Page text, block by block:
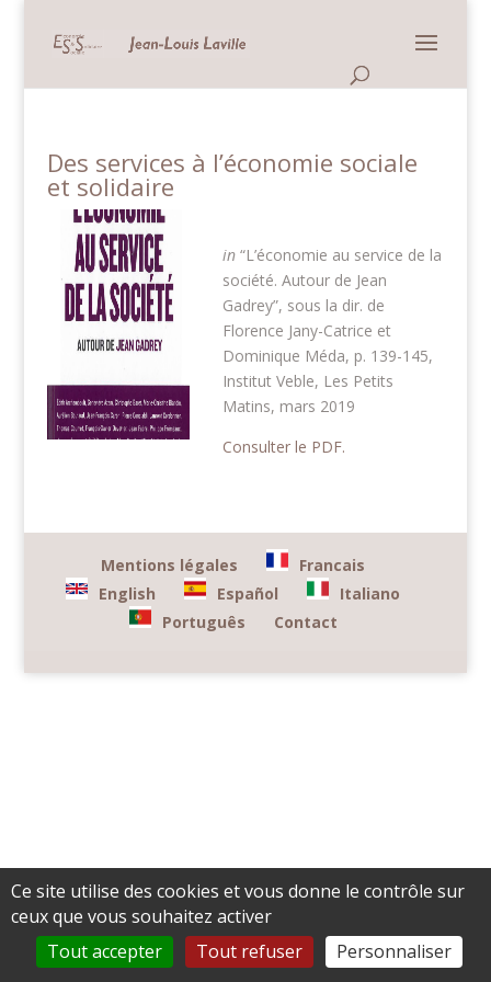
Des services à l’économie sociale
et solidaire
in“L’économie au service de la
société. Autour de Jean
Gadrey”, sous la dir. de
Florence Jany-Catrice et
Dominique Méda, p. 139-145,
Institut Veble, Les Petits
Matins, mars 2019
Consulter le PDF.
Mentions légales
Francais
English
Español
Italiano
Português
Contact
Ce site utilise des cookies et vous donne le contrôle sur
ceux que vous souhaitez activer
Tout accepter
Tout refuser Personnaliser